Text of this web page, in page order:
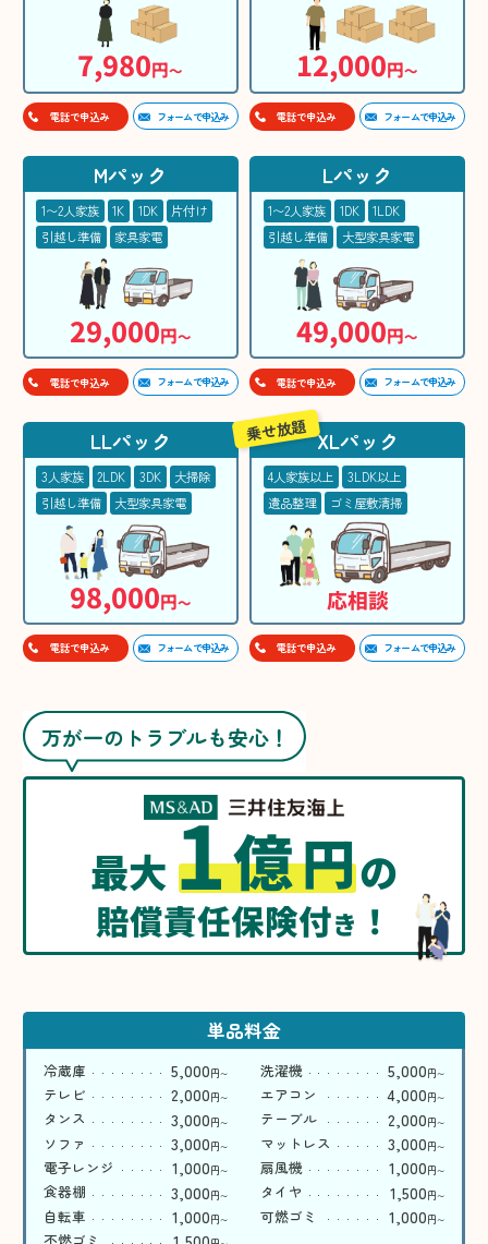
7,980円〜
電話で申込み フォームで申込み
12,000円〜
電話で申込み フォームで申込み
Mパック
1〜2人家族 1K 1DK
片付け
引越し準備
家具家電
29,000円〜
電話で申込み フォームで申込み
Lパック
1〜2人家族 1DK
1LDK
引越し準備
大型家具家電
49,000円〜
電話で申込み フォームで申込み
LLパック
3人家族 2LDK 3DK
大掃除
引越し準備
大型家具家電
98,000円〜
電話で申込み フォームで申込み
XLパック
4人家族以上
3LDK以上
遺品整理
ゴミ屋敷清掃
応相談
乗せ放題
電話で申込み フォームで申込み
万が一のトラブルも安心！
最大1億円の
賠償責任保険付き ！
単品料金
冷蔵庫 5,000円〜 洗濯機 5,000円〜
テレビ 2,000円〜 エアコン 4,000円〜
タンス 3,000円〜 テーブル 2,000円〜
ソファ 3,000円〜 マットレス 3,000円〜
電子レンジ 1,000円〜 扇風機 1,000円〜
食器棚 3,000円〜 タイヤ 1,500円〜
自転車 1,000円〜 可燃ゴミ 1,000円〜